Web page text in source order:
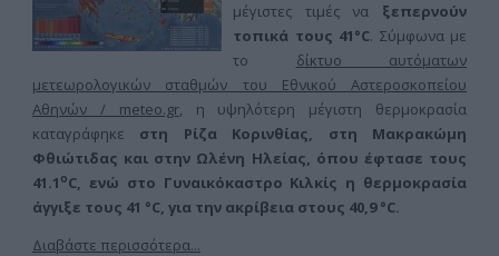
μέγιστες τιμές να ξεπερνούν
τοπικά τους 41°C. Σύμφωνα με
το δίκτυο αυτόματων
μετεωρολογικών σταθμών του Εθνικού Αστεροσκοπείου
Αθηνών / meteo.gr, η υψηλότερη μέγιστη θερμοκρασία
καταγράφηκε στη Ρίζα Κορινθίας, στη Μακρακώμη
Φθιώτιδας και στην Ωλένη Ηλείας, όπου έφτασε τους
41.1 οC, ενώ στο Γυναικόκαστρο Κιλκίς η θερμοκρασία
άγγιξε τους 41 °C, για την ακρίβεια στους 40,9 °C.
Διαβάστε περισσότερα...